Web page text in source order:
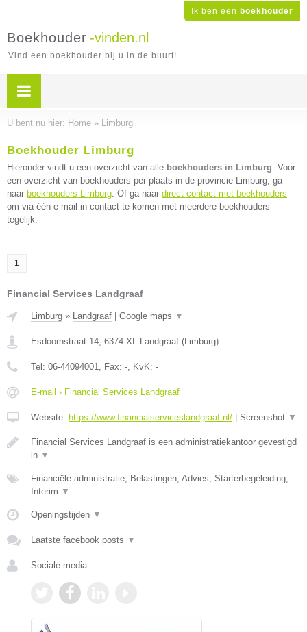
Ik ben een boekhouder
Boekhouder -vinden.nl
Vind een boekhouder bij u in de buurt!
U bent nu hier: Home » Limburg
Boekhouder Limburg
Hieronder vindt u een overzicht van alle boekhouders in Limburg. Voor
een overzicht van boekhouders per plaats in de provincie Limburg, ga
naar boekhouders Limburg. Of ga naar direct contact met boekhouders
om via één e-mail in contact te komen met meerdere boekhouders
tegelijk.
1
Financial Services Landgraaf
Limburg » Landgraaf Google maps ▼
Esdoornstraat 14, 6374 XL Landgraaf (Limburg)
Tel: 06-44094001, Fax: -, KvK: -
E-mail › Financial Services Landgraaf
Website: https://www.financialserviceslandgraaf.nl/ Screenshot ▼
Financial Services Landgraaf is een administratiekantoor gevestigd
in ▼
Financiële administratie, Belastingen, Advies, Starterbegeleiding,
Interim ▼
Openingstijden ▼
Laatste facebook posts ▼
Sociale media: